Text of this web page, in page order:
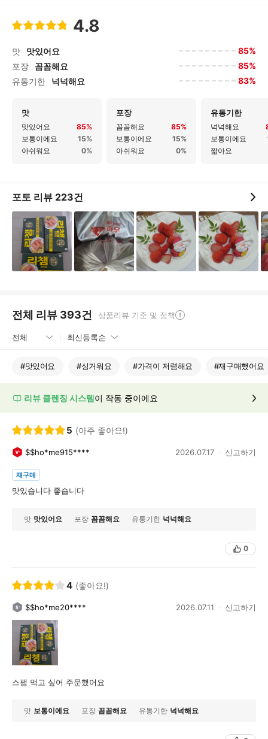
4.8
맛 맛있어요
85%
포장
꼼꼼해요
85%
유통기한
넉넉해요 83%
맛
맛있어요
85%
보통이에요
15%
아쉬워요
0%
포장
꼼꼼해요
85%
보통이에요
15%
아쉬워요
0%
유통기한
넉넉해요
보통이에요
짧아요
포토 리뷰 223건
전체 리뷰 393건 상품리뷰 기준 및 정책
#맛있어요 #싱거워요 #가격이 저렴해요 #재구매했어요
리뷰 클렌징 시스템이 작동 중이에요
5 (아주 좋아요!)
$$ho*me915**** 2026.07.17 신고하기
재구매
맛있습니다 좋습니다
맛 맛있어요 포장 꼼꼼해요 유통기한 넉넉해요
0
4 (좋아요!)
$$ho*me20**** 2026.07.11 신고하기
스팸 먹고 싶어 주문했어요
맛 보통이에요 포장 꼼꼼해요 유통기한 넉넉해요